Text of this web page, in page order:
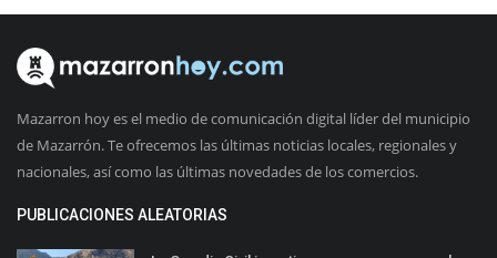
Mazarron hoy es el medio de comunicación digital líder del municipio
de Mazarrón. Te ofrecemos las últimas noticias locales, regionales y
nacionales, así como las últimas novedades de los comercios.
PUBLICACIONES ALEATORIAS